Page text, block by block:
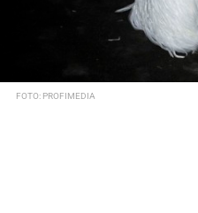
FOTO: PROFIMEDIA